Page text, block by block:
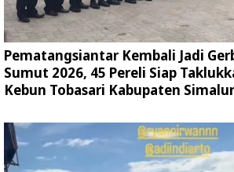
Pematangsiantar Kembali Jadi
Sumut 2026, 45 Pereli Siap
Kebun Tobasari Kabupaten